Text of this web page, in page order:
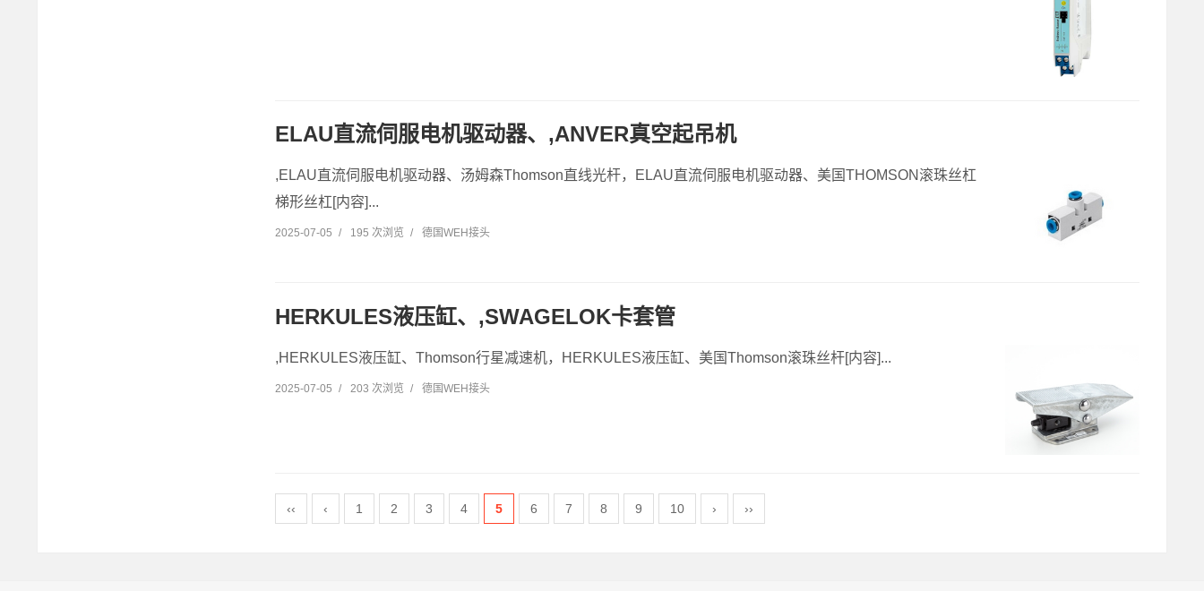
ELAU直流伺服电机驱动器、,ANVER真空起吊机
,ELAU直流伺服电机驱动器、汤姆森Thomson直线光杆，ELAU直流伺服电机驱动器、美国THOMSON滚珠丝杠
梯形丝杠[内容]...
2025-07-05 / 195 次浏览 / 德国WEH接头
HERKULES液压缸、,SWAGELOK卡套管
,HERKULES液压缸、Thomson行星减速机，HERKULES液压缸、美国Thomson滚珠丝杆[内容]...
2025-07-05 / 203 次浏览 / 德国WEH接头
‹‹ ‹ 1 2 3 4 5 6 7 8 9 10 › ››